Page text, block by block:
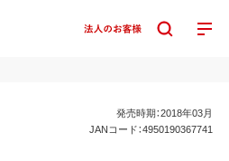
発売時期：2018年03月
JANコード：4950190367741